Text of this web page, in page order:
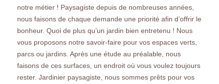
notre métier ! Paysagiste depuis de nombreuses années,
nous faisons de chaque demande une priorité afin d’offrir le
bonheur. Quoi de plus qu’un jardin bien entretenu ! Nous
vous proposons notre savoir-faire pour vos espaces verts,
parcs ou jardins. Après une étude au préalable, nous
faisons de ces surfaces, un endroit où vous voulez toujours
rester. Jardinier paysagiste, nous sommes prêts pour vos